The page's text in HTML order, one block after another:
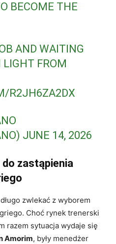
BECOME THE
AND WAITING
LIGHT FROM
R2JH6ZA2DX
JUNE 14, 2026
zastąpienia
zwlekać z wyborem
Choć rynek trenerski
razem sytuacja wydaje się
Amorim, były menedżer